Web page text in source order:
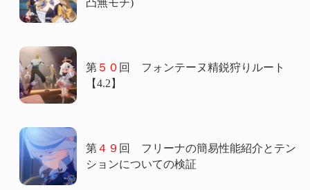
第５０ 回 フォンテーヌ精鋭狩りルート
【4.2】
第４９ 回 フリーナの簡易性能紹介とテン
ションについての検証